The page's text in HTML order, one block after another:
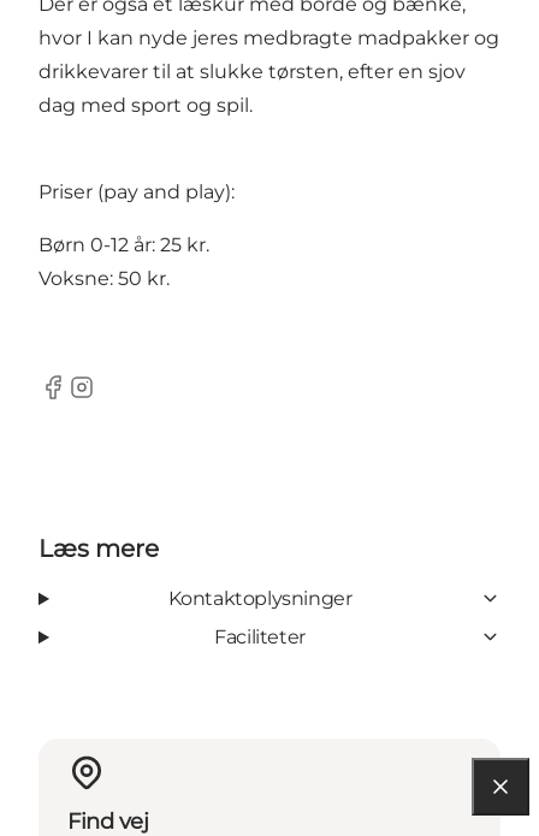
hvor I kan nyde jeres medbragte madpakker og
drikkevarer til at slukke tørsten, efter en sjov
dag med sport og spil.
Priser (pay and play):
Børn 0-12 år: 25 kr.
Voksne: 50 kr.
Facebook
Instagram
Læs mere
Kontaktoplysninger
Faciliteter
Find vej